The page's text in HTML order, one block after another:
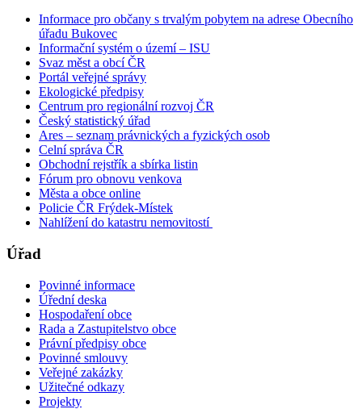
Informace pro občany s trvalým pobytem na adrese Obecního
úřadu Bukovec
Informační systém o území – ISU
Svaz měst a obcí ČR
Portál veřejné správy
Ekologické předpisy
Centrum pro regionální rozvoj ČR
Český statistický úřad
Ares – seznam právnických a fyzických osob
Celní správa ČR
Obchodní rejstřík a sbírka listin
Fórum pro obnovu venkova
Města a obce online
Policie ČR Frýdek-Místek
Nahlížení do katastru nemovitostí
Úřad
Povinné informace
Úřední deska
Hospodaření obce
Rada a Zastupitelstvo obce
Právní předpisy obce
Povinné smlouvy
Veřejné zakázky
Užitečné odkazy
Projekty